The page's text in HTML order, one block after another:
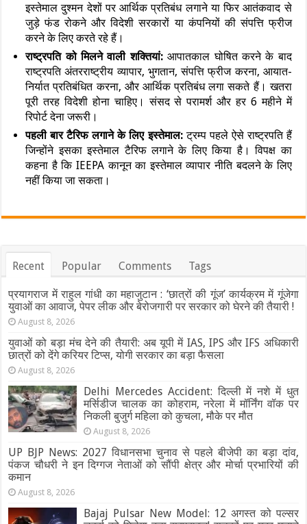
इस्तेमाल दुश्मन देशों पर आर्थिक प्रतिबंध लगाने या फिर आतंकवाद से
जुड़े फंड रोकने और विदेशी सरकारों या कंपनियों की संपत्ति फ्रीज
करने के लिए करते रहे हैं।
राष्ट्रपति को मिलने वाली शक्तियां:आपातकाल घोषित करने के बाद
राष्ट्रपति अंतरराष्ट्रीय व्यापार, भुगतान, संपत्ति फ्रीज करना, आयात-
निर्यात प्रतिबंधित करना, और आर्थिक प्रतिबंध लगा सकते हैं। खतरा
पूरी तरह विदेशी होना चाहिए। संसद से परामर्श और हर 6 महीने में
रिपोर्ट देना जरूरी।
पहली बार टैरिफ लगाने के लिए इस्तेमाल:ट्रम्प पहले ऐसे राष्ट्रपति हैं
जिन्होंने इसका इस्तेमाल टैरिफ लगाने के लिए किया है। विपक्ष का
कहना है कि IEEPA कानून का इस्तेमाल व्यापार नीति बदलने के लिए
नहीं किया जा सकता।
Recent Popular Comments Tags
प्रयागराज में राहुल गांधी का महाजुटान : ‘छात्रों की गूंज’ कार्यक्रम में गूंजेगा
युवाओं का आवाज, पेपर लीक और बेरोजगारी पर सरकार को घेरने की तैयारी !
August 8, 2026
युवाओं को बड़ा मंच देने की तैयारी: अब यूपी में IAS, IPS और IFS अधिकारी
छात्रों को देंगे करियर टिप्स, योगी सरकार का बड़ा फैसला
August 8, 2026
Delhi Mercedes Accident: दिल्ली में नशे में धुत
मर्सिडीज चालक का कोहराम, नरेला में मॉर्निंग वॉक पर
निकली बुजुर्ग महिला को कुचला, मौके पर मौत
August 8, 2026
UP BJP News: 2027 विधानसभा चुनाव से पहले बीजेपी का बड़ा दांव,
पंकज चौधरी ने इन दिग्गज नेताओं को सौंपी क्षेत्र और मोर्चा प्रभारियों की
कमान
August 8, 2026
Bajaj Pulsar New Model: 12 अगस्त को पल्सर